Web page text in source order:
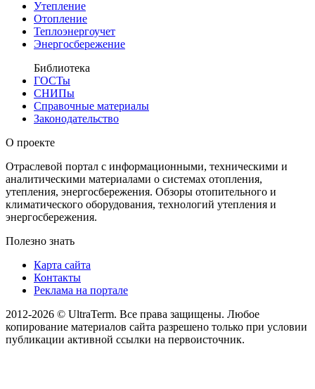
Утепление
Отопление
Теплоэнергоучет
Энергосбережение
Библиотека
ГОСТы
СНИПы
Справочные материалы
Законодательство
О проекте
Отраслевой портал с информационными, техническими и
аналитическими материалами о системах отопления,
утепления, энергосбережения. Обзоры отопительного и
климатического оборудования, технологий утепления и
энергосбережения.
Полезно знать
Карта сайта
Контакты
Реклама на портале
2012-2026 © UltraTerm. Все права защищены. Любое
копирование материалов сайта разрешено только при условии
публикации активной ссылки на первоисточник.